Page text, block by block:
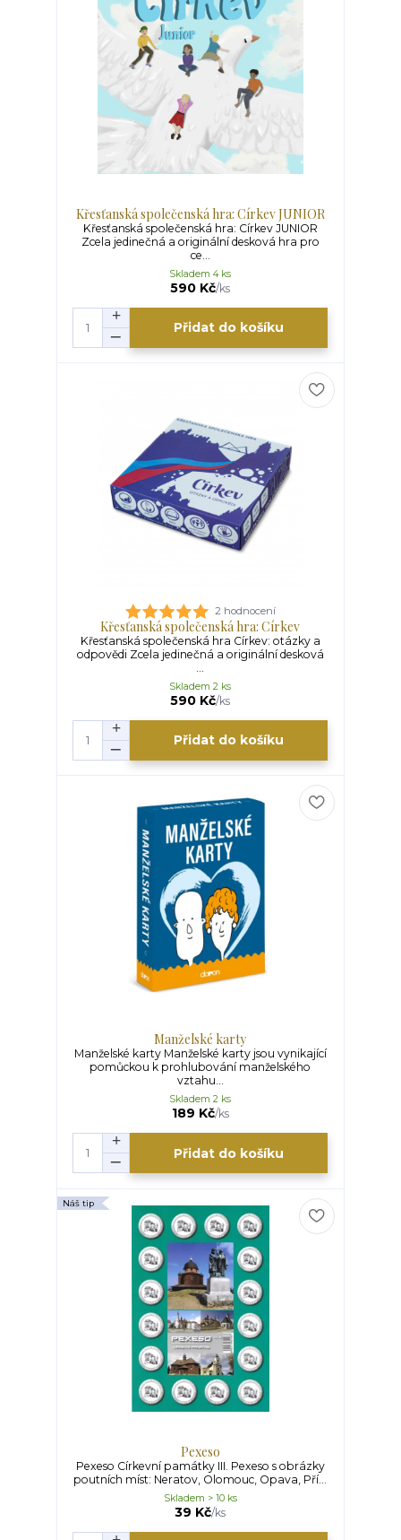
Křesťanská společenská hra: Církev JUNIOR
Křesťanská společenská hra: Církev JUNIOR
Zcela jedinečná a originální desková hra pro
ce...
590 Kč/ks
Skladem 4 ks
Přidat do košíku
2 hodnocení
Křesťanská společenská hra: Církev
Křesťanská společenská hra Církev: otázky a
odpovědi Zcela jedinečná a originální desková
590 Kč/ks
Skladem 2 ks
Přidat do košíku
Manželské karty
Manželské karty Manželské karty jsou vynikající
pomůckou k prohlubování manželského
vztahu...
189 Kč/ks
Skladem 2 ks
Přidat do košíku
Náš tip
Pexeso
Pexeso Církevní památky III. Pexeso s obrázky
poutních míst: Neratov, Olomouc, Opava, Pří...
39 Kč/ks
Skladem > 10 ks